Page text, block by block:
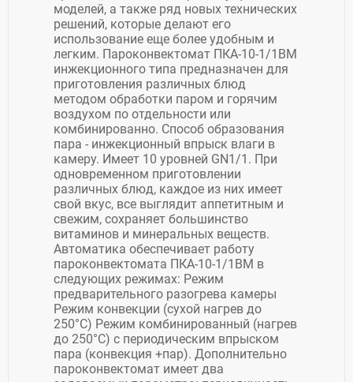
моделей, а также ряд новых технических
решений, которые делают его
использование еще более удобным и
легким. Пароконвектомат ПКА-10-1/1ВМ
инжекционного типа предназначен для
приготовления различных блюд
методом обработки паром и горячим
воздухом по отдельности или
комбинированно. Способ образования
пара - инжекционный впрыск влаги в
камеру. Имеет 10 уровней GN1/1. При
одновременном приготовлении
различных блюд, каждое из них имеет
свой вкус, все выглядит аппетитным и
свежим, сохраняет большинство
витаминов и минеральных веществ.
Автоматика обеспечивает работу
пароконвектомата ПКА-10-1/1ВМ в
следующих режимах: Режим
предварительного разогрева камеры
Режим конвекции (сухой нагрев до
250°С) Режим комбинированный (нагрев
до 250°С) с периодическим впрыском
пара (конвекция +пар). Дополнительно
пароконвектомат имеет два